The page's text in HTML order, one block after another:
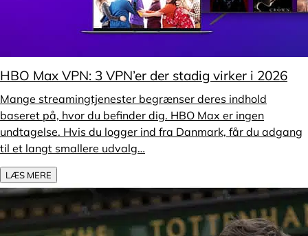
HBO Max VPN: 3 VPN’er der stadig virker i 2026
Mange streamingtjenester begrænser deres indhold
baseret på, hvor du befinder dig. HBO Max er ingen
undtagelse. Hvis du logger ind fra Danmark, får du adgang
til et langt smallere udvalg…
LÆS MERE